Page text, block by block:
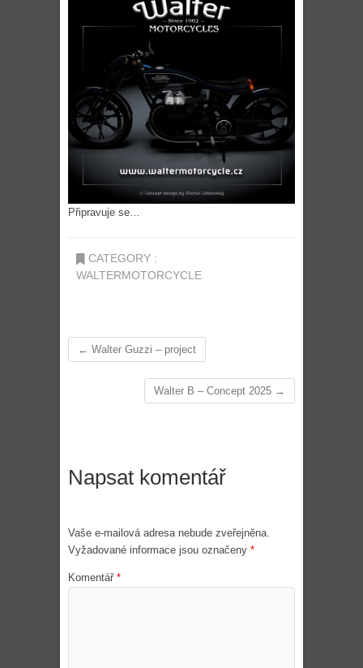
Připravuje se…
CATEGORY :
WALTERMOTORCYCLE
← Walter Guzzi – project
Walter B – Concept 2025 →
Napsat komentář
Vaše e-mailová adresa nebude zveřejněna.
Vyžadované informace jsou označeny *
Komentář *